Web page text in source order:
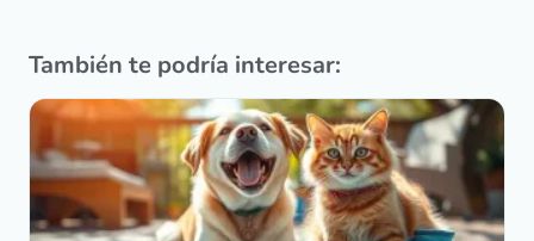
También te podría interesar: